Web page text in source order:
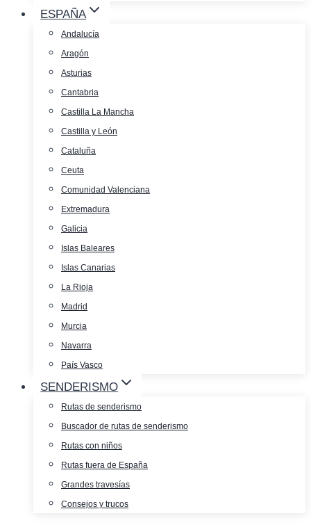
ESPAÑA
Andalucía
Aragón
Asturias
Cantabria
Castilla La Mancha
Castilla y León
Cataluña
Ceuta
Comunidad Valenciana
Extremadura
Galicia
Islas Baleares
Islas Canarias
La Rioja
Madrid
Murcia
Navarra
País Vasco
SENDERISMO
Rutas de senderismo
Buscador de rutas de senderismo
Rutas con niños
Rutas fuera de España
Grandes travesías
Consejos y trucos